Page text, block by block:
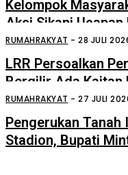
Kelompok
Aksi Sikapi
Tentang “Londo
RUMAHRAKYAT - 28 JULI
LRR Persoalkan
Bergilir Ada Kaitan
Sei Mangkei
RUMAHRAKYAT - 27 JULI
Pengerukan Tanah
Stadion, Bupati